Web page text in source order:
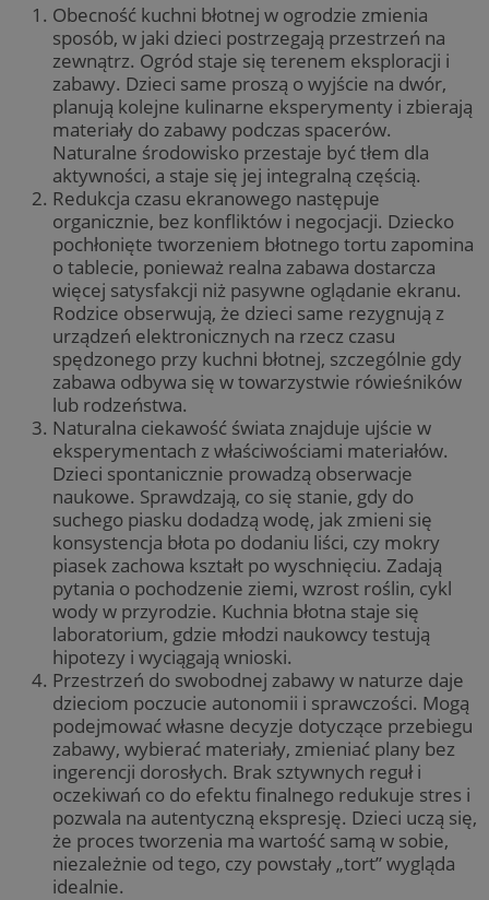
Obecność kuchni błotnej w ogrodzie zmienia
sposób, w jaki dzieci postrzegają przestrzeń na
zewnątrz. Ogród staje się terenem eksploracji i
zabawy. Dzieci same proszą o wyjście na dwór,
planują kolejne kulinarne eksperymenty i zbierają
materiały do zabawy podczas spacerów.
Naturalne środowisko przestaje być tłem dla
aktywności, a staje się jej integralną częścią.
Redukcja czasu ekranowego następuje
organicznie, bez konfliktów i negocjacji. Dziecko
pochłonięte tworzeniem błotnego tortu zapomina
o tablecie, ponieważ realna zabawa dostarcza
więcej satysfakcji niż pasywne oglądanie ekranu.
Rodzice obserwują, że dzieci same rezygnują z
urządzeń elektronicznych na rzecz czasu
spędzonego przy kuchni błotnej, szczególnie gdy
zabawa odbywa się w towarzystwie rówieśników
lub rodzeństwa.
Naturalna ciekawość świata znajduje ujście w
eksperymentach z właściwościami materiałów.
Dzieci spontanicznie prowadzą obserwacje
naukowe. Sprawdzają, co się stanie, gdy do
suchego piasku dodadzą wodę, jak zmieni się
konsystencja błota po dodaniu liści, czy mokry
piasek zachowa kształt po wyschnięciu. Zadają
pytania o pochodzenie ziemi, wzrost roślin, cykl
wody w przyrodzie. Kuchnia błotna staje się
laboratorium, gdzie młodzi naukowcy testują
hipotezy i wyciągają wnioski.
Przestrzeń do swobodnej zabawy w naturze daje
dzieciom poczucie autonomii i sprawczości. Mogą
podejmować własne decyzje dotyczące przebiegu
zabawy, wybierać materiały, zmieniać plany bez
ingerencji dorosłych. Brak sztywnych reguł i
oczekiwań co do efektu finalnego redukuje stres i
pozwala na autentyczną ekspresję. Dzieci uczą się,
że proces tworzenia ma wartość samą w sobie,
niezależnie od tego, czy powstały „tort” wygląda
idealnie.